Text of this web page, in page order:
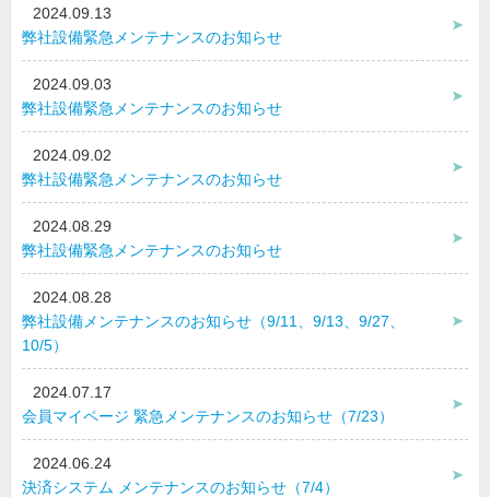
2024.09.13
弊社設備緊急メンテナンスのお知らせ
2024.09.03
弊社設備緊急メンテナンスのお知らせ
2024.09.02
弊社設備緊急メンテナンスのお知らせ
2024.08.29
弊社設備緊急メンテナンスのお知らせ
2024.08.28
弊社設備メンテナンスのお知らせ（9/11、9/13、9/27、
10/5）
2024.07.17
会員マイページ 緊急メンテナンスのお知らせ（7/23）
2024.06.24
決済システム メンテナンスのお知らせ（7/4）